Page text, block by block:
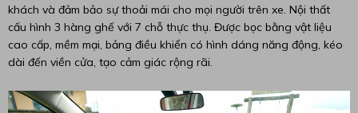
khách và đảm bảo sự thoải mái cho mọi người trên xe. Nội thất
cấu hình 3 hàng ghế với 7 chỗ thực thụ. Được bọc bằng vật liệu
cao cấp, mềm mại, bảng điều khiển có hình dáng năng động, kéo
dài đến viền cửa, tạo cảm giác rộng rãi.